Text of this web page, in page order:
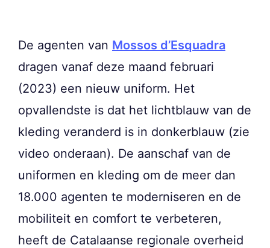
De agenten van Mossos d’Esquadra
dragen vanaf deze maand februari
(2023) een nieuw uniform. Het
opvallendste is dat het lichtblauw van de
kleding veranderd is in donkerblauw (zie
video onderaan). De aanschaf van de
uniformen en kleding om de meer dan
18.000 agenten te moderniseren en de
mobiliteit en comfort te verbeteren,
heeft de Catalaanse regionale overheid